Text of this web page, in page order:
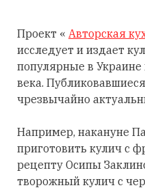
Проект « Авторская
исследует и издает
популярные в Украине
века.
чрезвычайно
Например, накануне
приготовить кулич с
рецепту Осипы
творожный кулич с